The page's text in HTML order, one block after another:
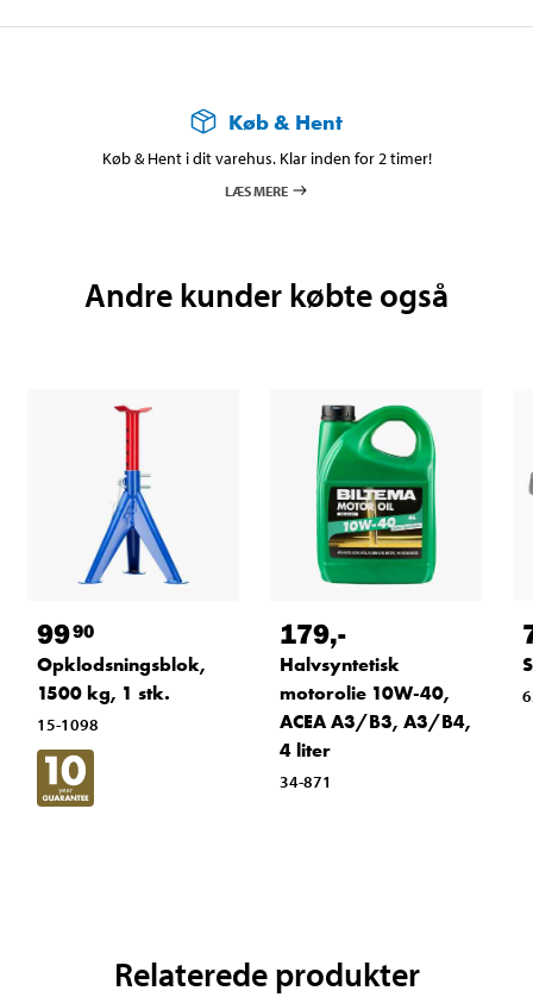
Køb & Hent
Køb & Hent i dit varehus. Klar inden for 2 timer!
LÆS MERE
Andre kunder købte også
9990
Opklodsningsblok,
1500 kg, 1 stk.
15-1098
179,-
Halvsyntetisk
motorolie 10W-40,
ACEA A3/B3, A3/B4,
4 liter
34-871
Relaterede produkter